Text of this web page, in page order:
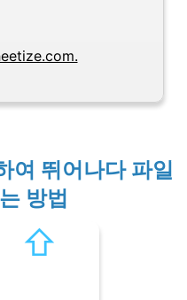
뛰어나다 파일
방법
⇧︎